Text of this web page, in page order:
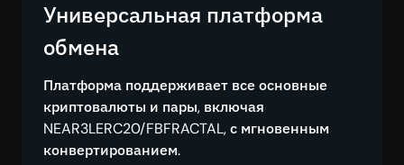
Универсальная платформа
обмена
Платформа поддерживает все основные
криптовалюты и пары, включая
NEAR3LERC20/FBFRACTAL, с мгновенным
конвертированием.